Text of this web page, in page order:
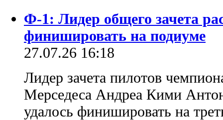
Ф-1: Лидер общего зачета
финишировать на подиуме
27.07.26 16:18
Лидер зачета пилотов
Мерседеса Андреа Кими
удалось финишировать на